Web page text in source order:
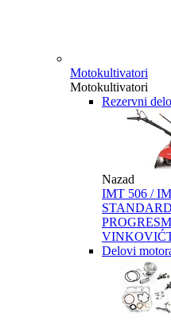
Motokultivatori
Motokultivatori
Rezervni
Nazad
IMT 506 /
PROGRES
VINKOVIĆ
Delovi